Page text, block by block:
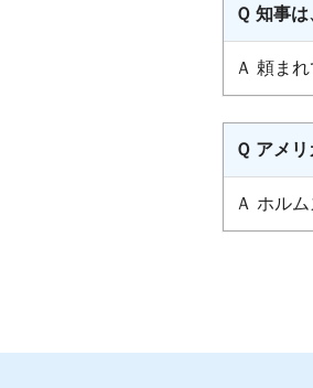
Ｑ 知事
Ａ 頼ま
Ｑ アメ
Ａ ホル